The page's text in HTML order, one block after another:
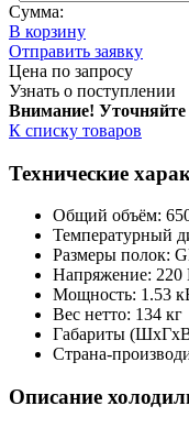
Сумма:
В корзину
Отправить заявку
Цена по запросу
Узнать о поступлении
Внимание! Уточняйте
К списку товаров
Технические
Общий объём:
Температурный
Размеры полок:
Напряжение: 220
Мощность: 1.53
Вес нетто: 134 кг
Габариты
Страна-
Описание